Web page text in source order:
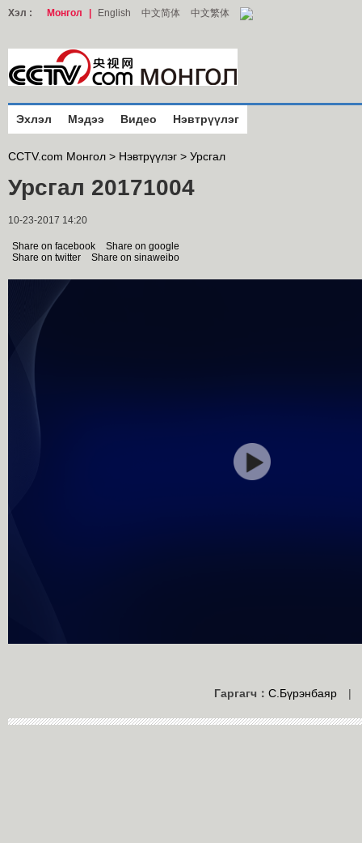
Хэл : Монгол English 中文简体 中文繁体
Эхлэл Мэдээ Видео Нэвтрүүлэг
CCTV.com Монгол > Нэвтрүүлэг > Урсгал
Урсгал 20171004
10-23-2017 14:20
Share on facebook
Share on google
Share on twitter
Share on sinaweibo
Гаргагч： С.Бүрэнбаяр |